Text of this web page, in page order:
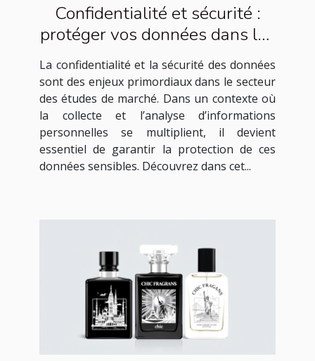
Confidentialité et sécurité :
protéger vos données dans les
études de marché
La confidentialité et la sécurité des données
sont des enjeux primordiaux dans le secteur
des études de marché. Dans un contexte où
la collecte et l’analyse d’informations
personnelles se multiplient, il devient
essentiel de garantir la protection de ces
données sensibles. Découvrez dans cet...